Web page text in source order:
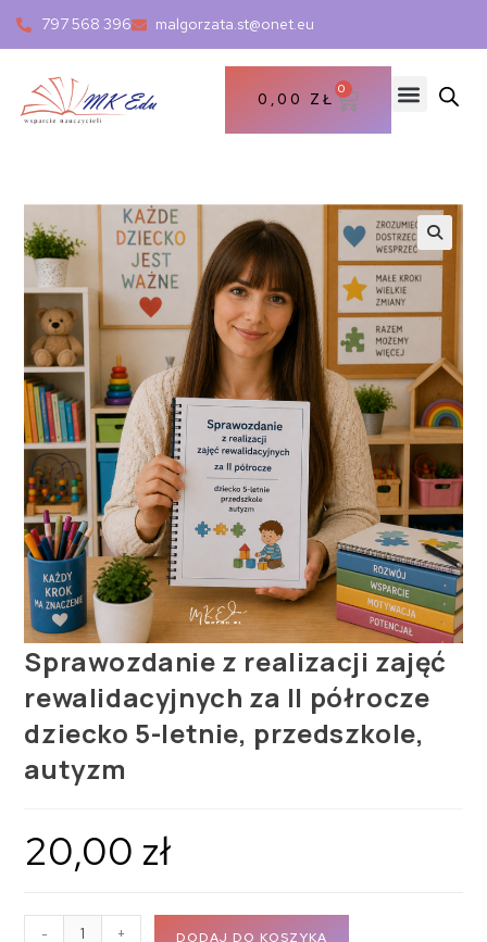
797 568 396 malgorzata.st@onet.eu
0,00 ZŁ
0
Sprawozdanie z realizacji zajęć
rewalidacyjnych za II półrocze
dziecko 5-letnie, przedszkole,
autyzm
20,00 zł
- + DODAJ DO KOSZYKA